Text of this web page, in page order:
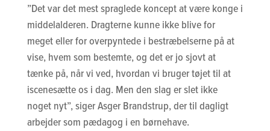
”Det var det mest spraglede koncept at være konge i
middelalderen. Dragterne kunne ikke blive for
meget eller for overpyntede i bestræbelserne på at
vise, hvem som bestemte, og det er jo sjovt at
tænke på, når vi ved, hvordan vi bruger tøjet til at
iscenesætte os i dag. Men den slag er slet ikke
noget nyt”, siger Asger Brandstrup, der til dagligt
arbejder som pædagog i en børnehave.